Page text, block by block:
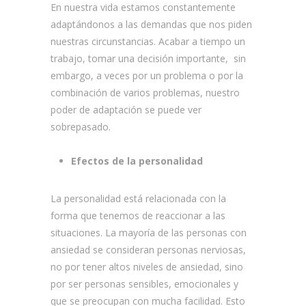
En nuestra vida estamos constantemente
adaptándonos a las demandas que nos piden
nuestras circunstancias. Acabar a tiempo un
trabajo, tomar una decisión importante, sin
embargo, a veces por un problema o por la
combinación de varios problemas, nuestro
poder de adaptación se puede ver
sobrepasado.
Efectos de la personalidad
La personalidad está relacionada con la
forma que tenemos de reaccionar a las
situaciones. La mayoría de las personas con
ansiedad se consideran personas nerviosas,
no por tener altos niveles de ansiedad, sino
por ser personas sensibles, emocionales y
que se preocupan con mucha facilidad. Esto